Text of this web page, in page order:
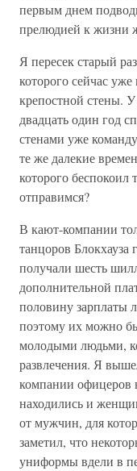
первым днем
прелюдией к жизни
Я пересек старый
которого сейчас уже
крепостной стены.
двадцать один год
стенами уже
те же далекие
которого беспокоил
отправимся?
В кают-компании
танцоров
получали шесть
дополнительной
половину зарплаты
поэтому их можно
молодыми людьми,
развлечения. Я
компании офицеров
находились и
от мужчин, для
заметил, что
униформы вдели в